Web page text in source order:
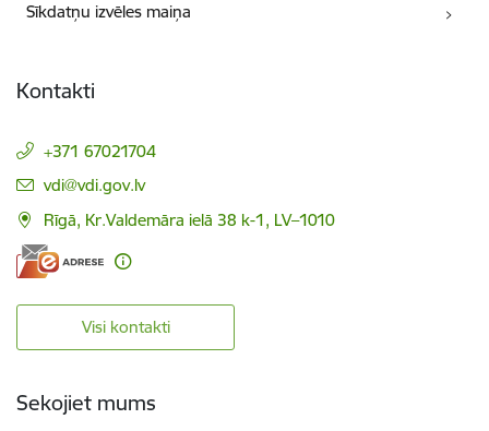
Sīkdatņu izvēles maiņa
Kontakti
+371 67021704
E-pasts:
vdi@vdi.gov.lv
Rīgā, Kr.Valdemāra ielā 38 k-1, LV–1010
Visi kontakti
Sekojiet mums